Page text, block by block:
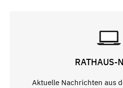
RATHAUS-
Aktuelle Nachrichten aus